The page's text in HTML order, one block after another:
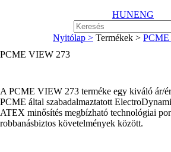
HUNENG
Nyitólap > Termékek >
PCME VIEW 273
A PCME VIEW 273 terméke egy kiváló ár/
PCME által szabadalmaztatott
ATEX minősítés megbízható technológiai
robbanásbiztos követelmények között.